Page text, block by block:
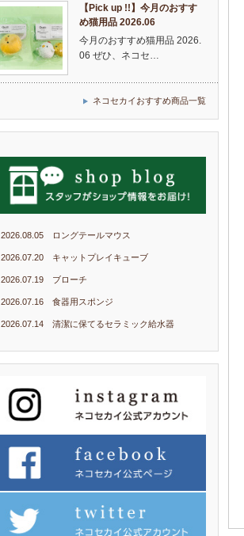
【Pick up !!】今月のおすす
め猫用品 2026.06
今月のおすすめ猫用品 2026.
06 ぜひ、ネコセ…
ネコセカイおすすめ商品一覧
2026.08.05 ロングテールマウス
2026.07.20 キャットプレイキューブ
2026.07.19 ブローチ
2026.07.16 食器用スポンジ
2026.07.14 清潔に保てるセラミック給水器